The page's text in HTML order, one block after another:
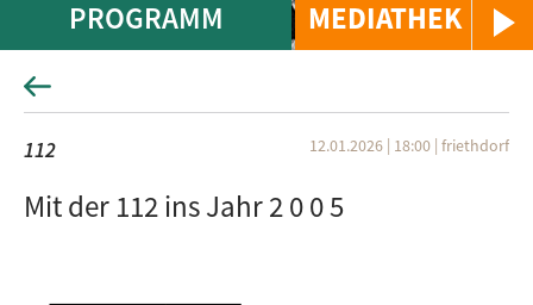
MEDIATHEK
PROGRAMM
112 12.01.2026 | 18:00 | friethdorf
Mit der 112 ins Jahr 2 0 0 5